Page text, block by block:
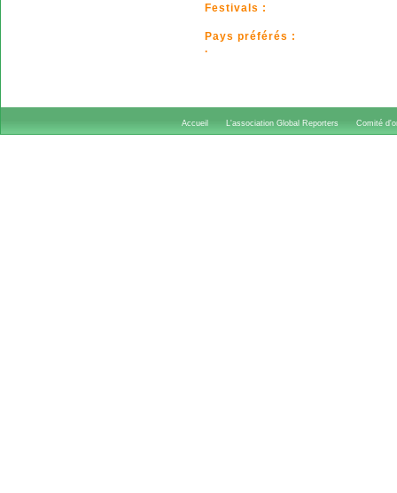
Festivals :
Pays préférés :
.
Accueil L'association Global Reporters Comité